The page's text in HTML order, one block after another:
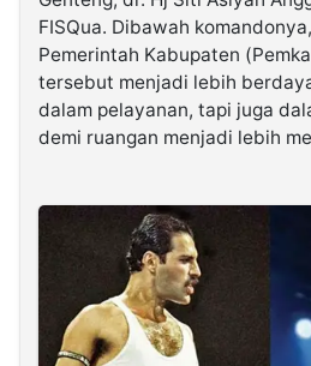
FISQua. Dibawah
Pemerintah Kabupaten
tersebut menjadi lebih
dalam pelayanan, tapi juga
demi ruangan menjadi lebih